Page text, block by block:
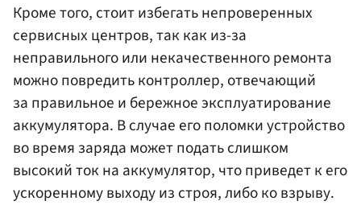
Кроме того, стоит избегать непроверенных
сервисных центров, так как из-за
неправильного или некачественного ремонта
можно повредить контроллер, отвечающий
за правильное и бережное эксплуатирование
аккумулятора. В случае его поломки устройство
во время заряда может подать слишком
высокий ток на аккумулятор, что приведет к его
ускоренному выходу из строя, либо ко взрыву.